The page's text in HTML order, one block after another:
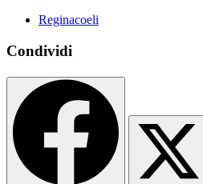
Reginacoeli
Condividi